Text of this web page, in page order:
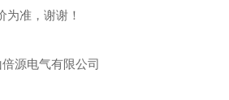
准，谢谢！
源电气有限公司